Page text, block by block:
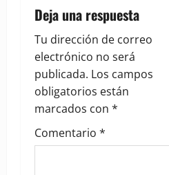
i
g
a
t
i
Deja una respuesta
Tu dirección de correo
electrónico no será
publicada. Los campos
obligatorios están
marcados con *
Comentario *